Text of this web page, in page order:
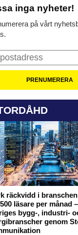
inga nyheter!
på vårt
räckvidd i
läsare per månad
bygg-, industri-
genom